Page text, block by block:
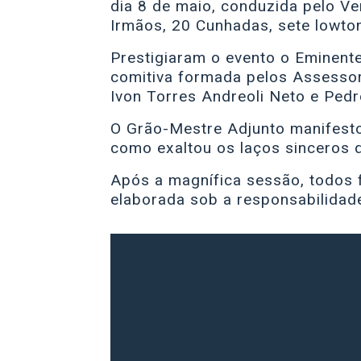
dia 8 de maio, conduzida pelo
Irmãos, 20 Cunhadas, sete
Prestigiaram o evento o
comitiva formada pelos
Ivon Torres Andreoli Neto e
O Grão-Mestre Adjunto
como exaltou os laços sinceros
Após a magnífica sessão,
elaborada sob a